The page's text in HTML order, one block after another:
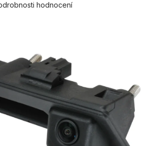
hodnocení